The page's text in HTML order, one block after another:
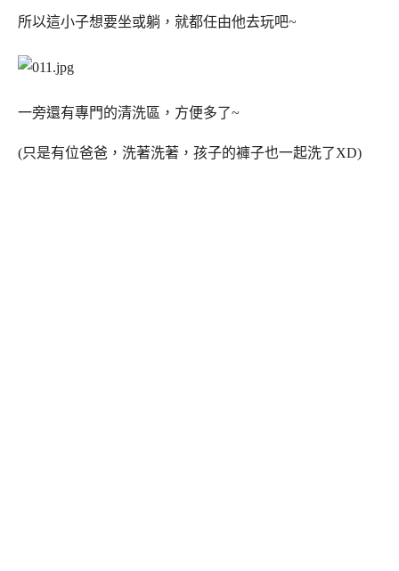
所以這小子想要坐或躺，就都任由他去玩吧~
一旁還有專門的清洗區，方便多了~
(只是有位爸爸，洗著洗著，孩子的褲子也一起洗了XD)